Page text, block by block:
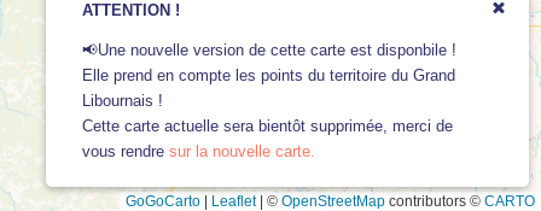
GoGoCarto Leaflet © OpenStreetMap contributors © CARTO
ATTENTION !
📢Une nouvelle version de cette carte est disponbile !
Elle prend en compte les points du territoire du Grand
Libournais !
Cette carte actuelle sera bientôt supprimée, merci de
vous rendre sur la nouvelle carte.